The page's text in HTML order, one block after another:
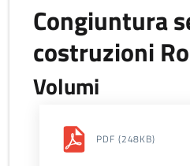
Congiuntura
costruzioni
Volumi
PDF (248KB)